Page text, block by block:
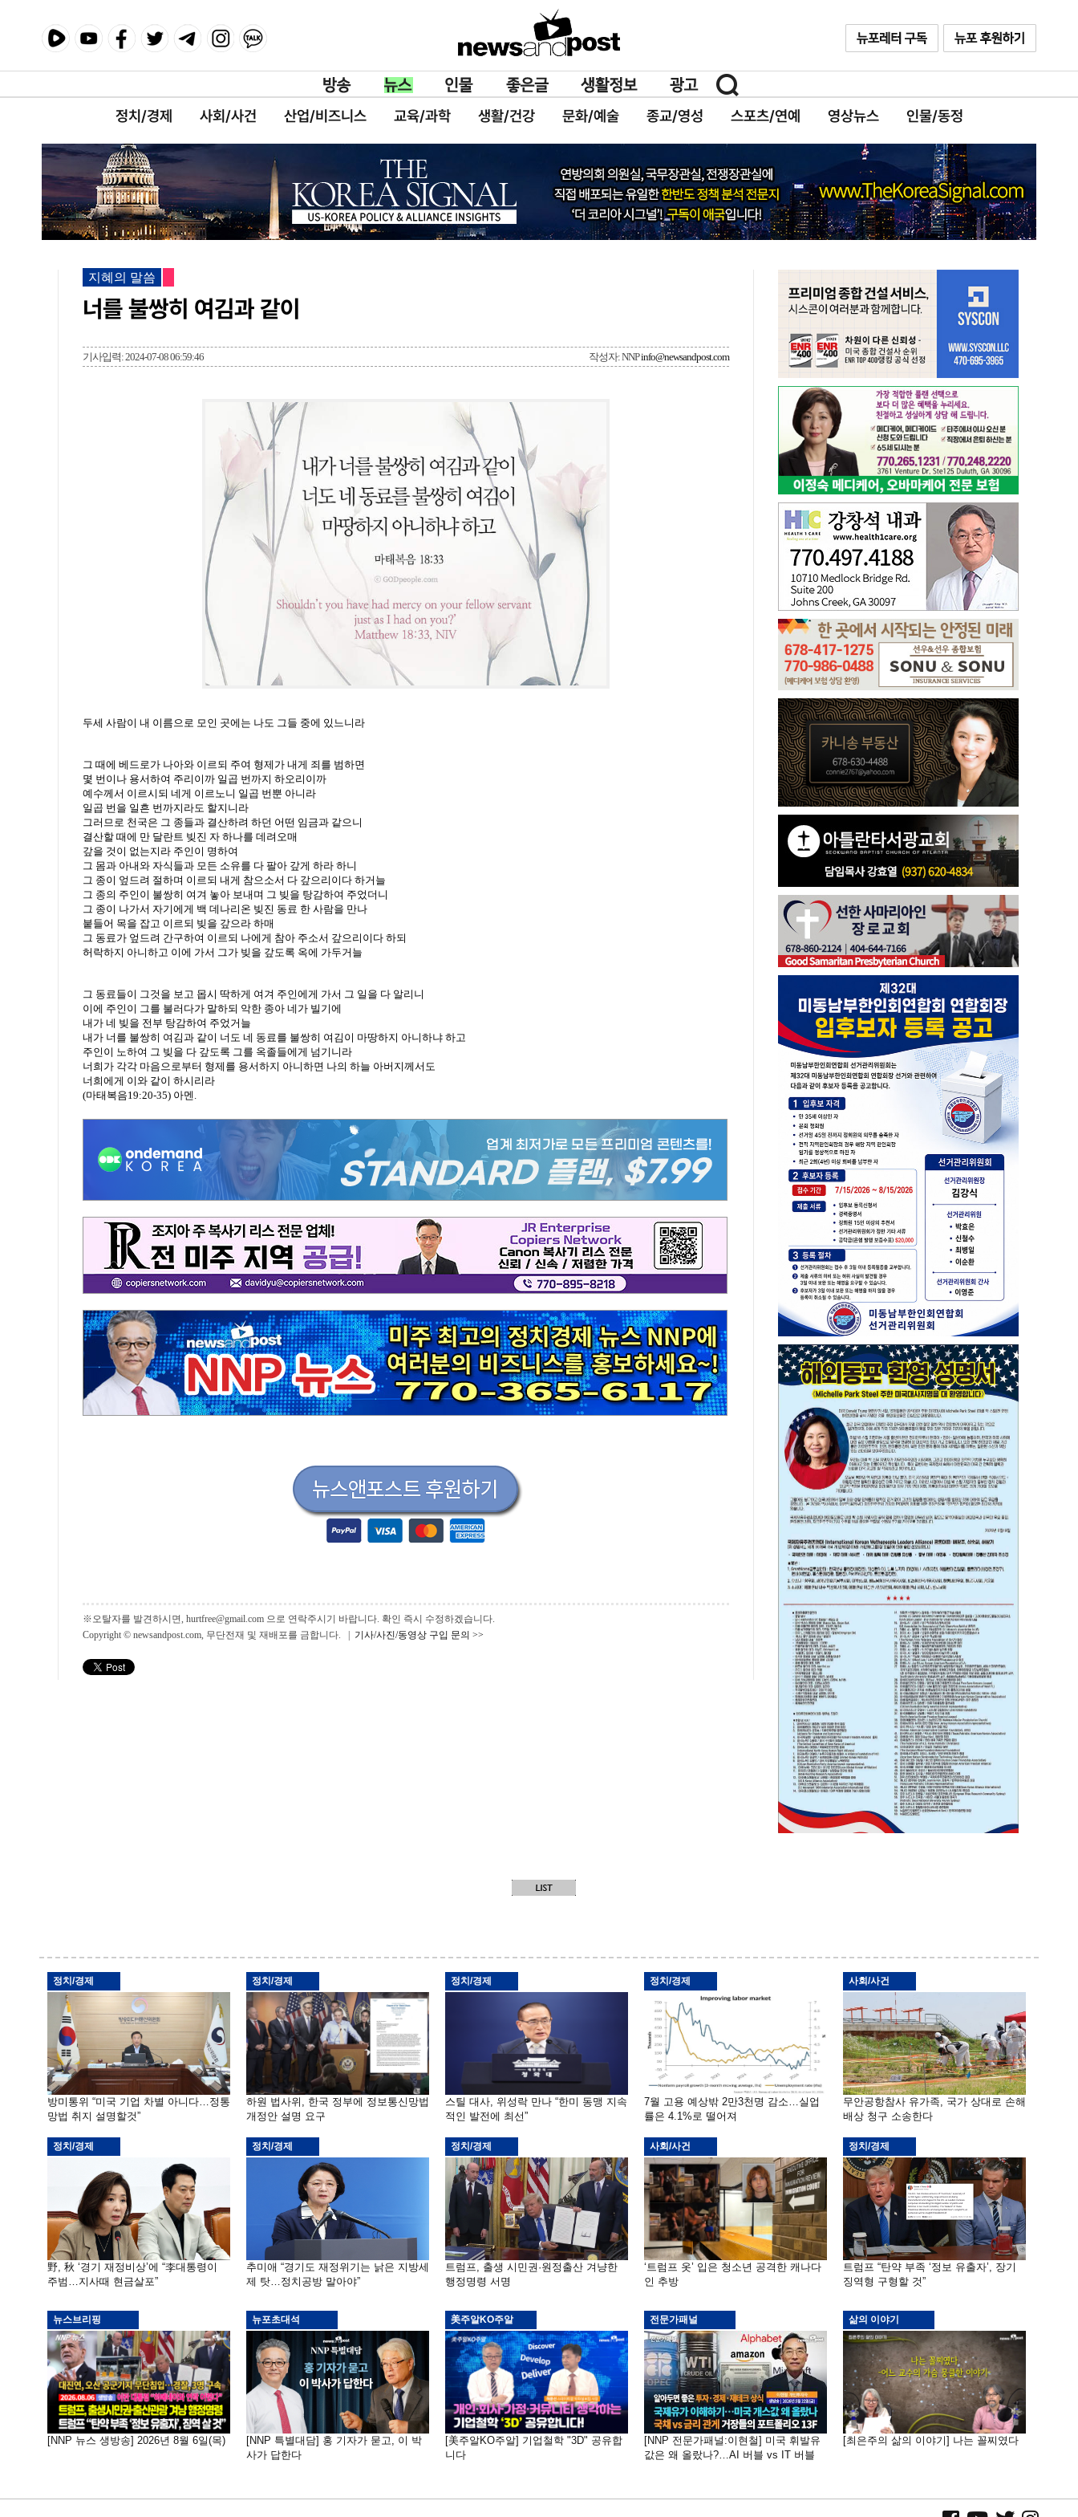
정치/경제 사회/사건 산업/비즈니스 교육/과학 생활/건강 문화/예술 종교/영성 스포츠/연예 영상뉴스 인물/동정
지혜의 말씀
너를 불쌍히 여김과 같이
기사입력: 2024-07-08 06:59:46 작성자: NNPinfo@newsandpost.com
두세 사람이 내 이름으로 모인 곳에는 나도 그들 중에 있느니라
그 때에 베드로가 나아와 이르되 주여 형제가 내게 죄를 범하면
몇 번이나 용서하여 주리이까 일곱 번까지 하오리이까
예수께서 이르시되 네게 이르노니 일곱 번뿐 아니라
일곱 번을 일흔 번까지라도 할지니라
그러므로 천국은 그 종들과 결산하려 하던 어떤 임금과 같으니
결산할 때에 만 달란트 빚진 자 하나를 데려오매
갚을 것이 없는지라 주인이 명하여
그 몸과 아내와 자식들과 모든 소유를 다 팔아 갚게 하라 하니
그 종이 엎드려 절하며 이르되 내게 참으소서 다 갚으리이다 하거늘
그 종의 주인이 불쌍히 여겨 놓아 보내며 그 빚을 탕감하여 주었더니
그 종이 나가서 자기에게 백 데나리온 빚진 동료 한 사람을 만나
붙들어 목을 잡고 이르되 빚을 갚으라 하매
그 동료가 엎드려 간구하여 이르되 나에게 참아 주소서 갚으리이다 하되
허락하지 아니하고 이에 가서 그가 빚을 갚도록 옥에 가두거늘
그 동료들이 그것을 보고 몹시 딱하게 여겨 주인에게 가서 그 일을 다 알리니
이에 주인이 그를 불러다가 말하되 악한 종아 네가 빌기에
내가 네 빚을 전부 탕감하여 주었거늘
내가 너를 불쌍히 여김과 같이 너도 네 동료를 불쌍히 여김이 마땅하지 아니하냐 하고
주인이 노하여 그 빚을 다 갚도록 그를 옥졸들에게 넘기니라
너희가 각각 마음으로부터 형제를 용서하지 아니하면 나의 하늘 아버지께서도
너희에게 이와 같이 하시리라
(마태복음19:20-35) 아멘.
※오탈자를 발견하시면, hurtfree@gmail.com 으로 연락주시기 바랍니다. 확인 즉시 수정하겠습니다.
Copyright © newsandpost.com, 무단전재 및 재배포를 금합니다. | 기사/사진/동영상 구입 문의 >>
정치/경제
방미통위 “미국 기업 차별 아니다…정통
망법 취지 설명할것”
정치/경제
하원 법사위, 한국 정부에 정보통신망법
개정안 설명 요구
정치/경제
스틸 대사, 위성락 만나 “한미 동맹 지속
적인 발전에 최선”
정치/경제
7월 고용 예상밖 2만3천명 감소…실업
률은 4.1%로 떨어져
사회/사건
무안공항참사 유가족, 국가 상대로 손해
배상 청구 소송한다
정치/경제
野, 秋 ‘경기 재정비상’에 “李대통령이
주범…지사때 현금살포”
정치/경제
추미애 “경기도 재정위기는 낡은 지방세
제 탓…정치공방 말아야”
정치/경제
트럼프, 출생 시민권·원정출산 겨냥한
행정명령 서명
사회/사건
‘트럼프 옷’ 입은 청소년 공격한 캐나다
인 추방
정치/경제
트럼프 “탄약 부족 ‘정보 유출자’, 장기
징역형 구형할 것”
뉴스브리핑
[NNP 뉴스 생방송] 2026년 8월 6일(목)
뉴포초대석
[NNP 특별대담] 홍 기자가 묻고, 이 박
사가 답한다
美주알KO주알
[美주알KO주알] 기업철학 "3D" 공유합
니다
전문가패널
[NNP 전문가패널:이현철] 미국 휘발유
값은 왜 올랐나?…AI 버블 vs IT 버블
삶의 이야기
[최은주의 삶의 이야기] 나는 꼴찌였다